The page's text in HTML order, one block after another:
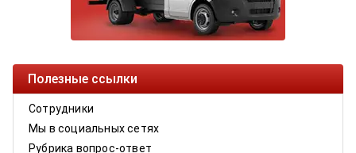
Полезные ссылки
Сотрудники
Мы в социальных сетях
Рубрика вопрос-ответ